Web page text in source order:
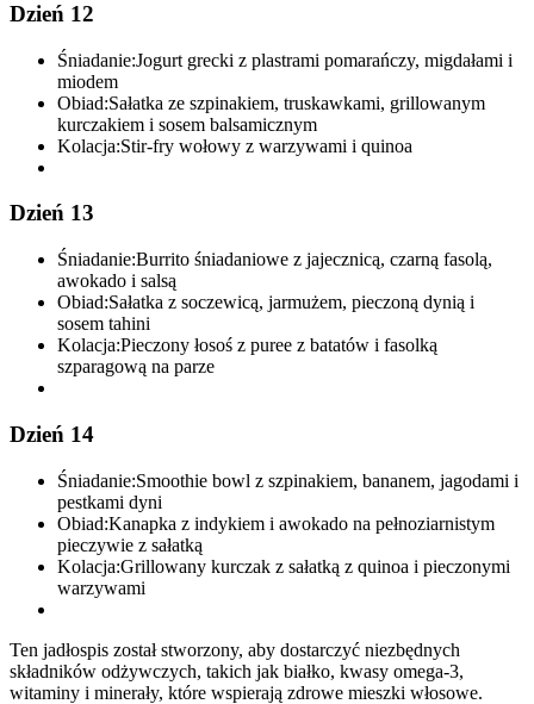
Dzień 12
Śniadanie:Jogurt grecki z plastrami pomarańczy, migdałami i
miodem
Obiad:Sałatka ze szpinakiem, truskawkami, grillowanym
kurczakiem i sosem balsamicznym
Kolacja:Stir-fry wołowy z warzywami i quinoa
Dzień 13
Śniadanie:Burrito śniadaniowe z jajecznicą, czarną fasolą,
awokado i salsą
Obiad:Sałatka z soczewicą, jarmużem, pieczoną dynią i
sosem tahini
Kolacja:Pieczony łosoś z puree z batatów i fasolką
szparagową na parze
Dzień 14
Śniadanie:Smoothie bowl z szpinakiem, bananem, jagodami i
pestkami dyni
Obiad:Kanapka z indykiem i awokado na pełnoziarnistym
pieczywie z sałatką
Kolacja:Grillowany kurczak z sałatką z quinoa i pieczonymi
warzywami
Ten jadłospis został stworzony, aby dostarczyć niezbędnych
składników odżywczych, takich jak białko, kwasy omega-3,
witaminy i minerały, które wspierają zdrowe mieszki włosowe.